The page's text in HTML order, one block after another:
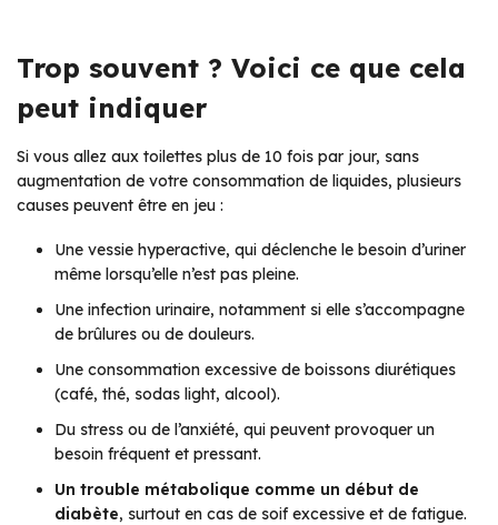
Trop souvent ? Voici ce que cela
peut indiquer
Si vous allez aux toilettes plus de 10 fois par jour, sans
augmentation de votre consommation de liquides, plusieurs
causes peuvent être en jeu :
Une vessie hyperactive, qui déclenche le besoin d’uriner
même lorsqu’elle n’est pas pleine.
Une infection urinaire, notamment si elle s’accompagne
de brûlures ou de douleurs.
Une consommation excessive de boissons diurétiques
(café, thé, sodas light, alcool).
Du stress ou de l’anxiété, qui peuvent provoquer un
besoin fréquent et pressant.
Un trouble métabolique comme un début de
diabète, surtout en cas de soif excessive et de fatigue.